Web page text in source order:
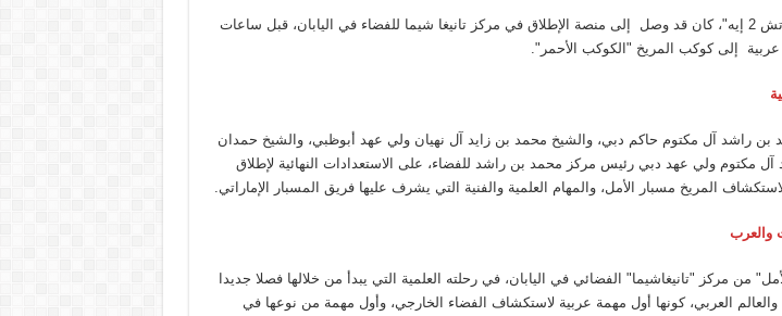
يُذكر أن صاروخ "إتش 2 إيه"، كان قد وصل إلى منصة الإطلاق في مركز تانيغا شيما للفضاء في اليابان، قبل ساعات
إلى كوكب المريخ "الكوكب الأحمر".
بن راشد آل مكتوم حاكم دبي، والشيخ محمد بن زايد آل نهيان ولي عهد أبوظبي، والشيخ حمدان
مكتوم ولي عهد دبي رئيس مركز محمد بن راشد للفضاء، على الاستعدادات النهائية لإطلاق
المريخ مسبار الأمل، والمهام العلمية والفنية التي يشرف عليها فريق المسبار الإماراتي.
والعرب
من مركز "تانيغاشيما" الفضائي في اليابان، في رحلته العلمية التي يبدأ من خلالها فصلا جديدا
والعالم العربي، كونها أول مهمة عربية لاستكشاف الفضاء الخارجي، وأول مهمة من نوعها في